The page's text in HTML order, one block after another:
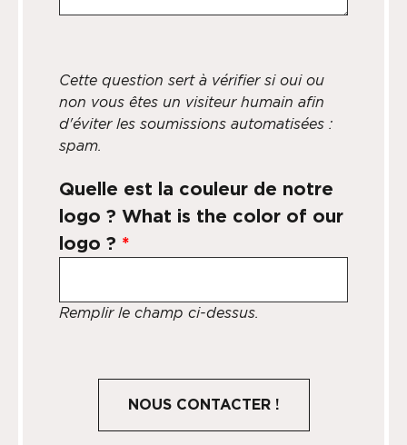
Cette question sert à vérifier si oui ou
non vous êtes un visiteur humain afin
d'éviter les soumissions automatisées :
spam.
Quelle est la couleur de notre
logo ? What is the color of our
logo ? *
Remplir le champ ci-dessus.